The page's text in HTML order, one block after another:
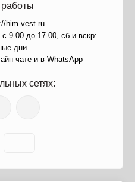
him-vest.ru
9-00 до 17-00, сб и вскр:
дни.
чате и в WhatsApp
сетях: